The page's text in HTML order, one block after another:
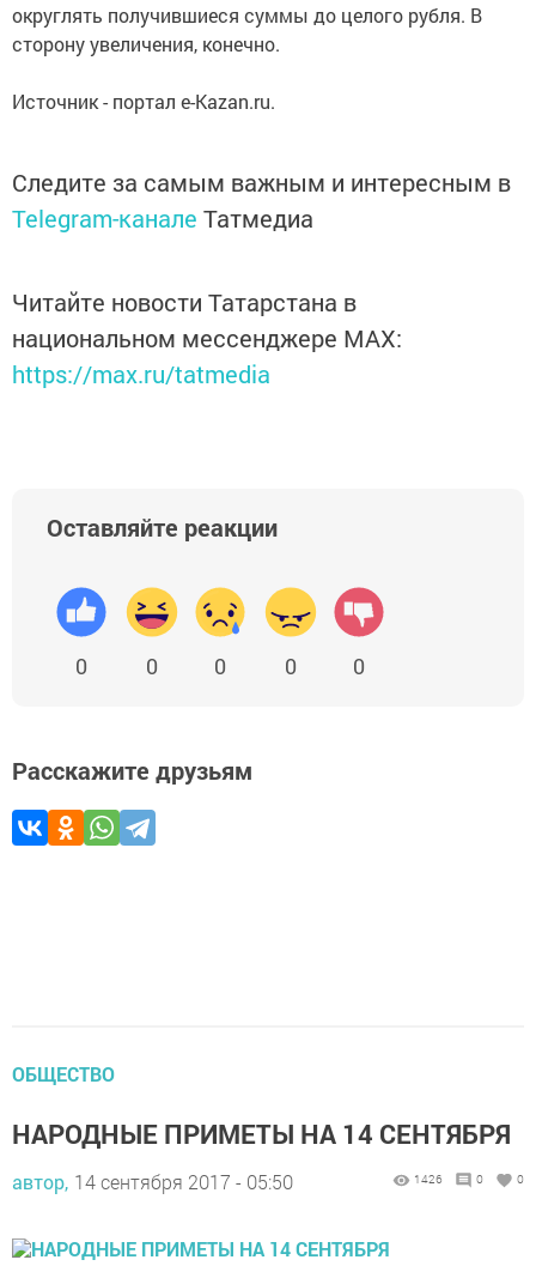
округлять получившиеся суммы до целого рубля. В
сторону увеличения, конечно.
Источник - портал e-Kazan.ru.
Следите за самым важным и интересным в
Telegram-канале Татмедиа
Читайте новости Татарстана в
национальном мессенджере MАХ:
https://max.ru/tatmedia
Оставляйте реакции
0 0 0 0 0
Расскажите друзьям
ОБЩЕСТВО
НАРОДНЫЕ ПРИМЕТЫ НА 14 СЕНТЯБРЯ
автор, 14 сентября 2017 - 05:50 1426 0 0